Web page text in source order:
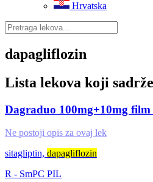
Hrvatska
dapagliflozin
Lista lekova koji
Dagraduo 100mg+10mg film
Ne postoji opis za ovaj lek
sitagliptin, dapagliflozin
R - SmPC PIL